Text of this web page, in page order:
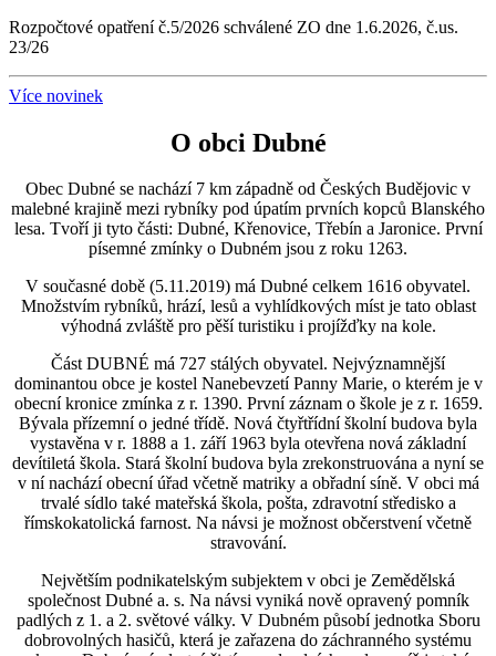
Rozpočtové opatření č.5/2026 schválené ZO dne 1.6.2026, č.us.
23/26
Více novinek
O obci Dubné
Obec Dubné se nachází 7 km západně od Českých Budějovic v
malebné krajině mezi rybníky pod úpatím prvních kopců Blanského
lesa. Tvoří ji tyto části: Dubné, Křenovice, Třebín a Jaronice. První
písemné zmínky o Dubném jsou z roku 1263.
V současné době (5.11.2019) má Dubné celkem 1616 obyvatel.
Množstvím rybníků, hrází, lesů a vyhlídkových míst je tato oblast
výhodná zvláště pro pěší turistiku i projížďky na kole.
Část DUBNÉ má 727 stálých obyvatel. Nejvýznamnější
dominantou obce je kostel Nanebevzetí Panny Marie, o kterém je v
obecní kronice zmínka z r. 1390. První záznam o škole je z r. 1659.
Bývala přízemní o jedné třídě. Nová čtyřtřídní školní budova byla
vystavěna v r. 1888 a 1. září 1963 byla otevřena nová základní
devítiletá škola. Stará školní budova byla zrekonstruována a nyní se
v ní nachází obecní úřad včetně matriky a obřadní síně. V obci má
trvalé sídlo také mateřská škola, pošta, zdravotní středisko a
římskokatolická farnost. Na návsi je možnost občerstvení včetně
stravování.
Největším podnikatelským subjektem v obci je Zemědělská
společnost Dubné a. s. Na návsi vyniká nově opravený pomník
padlých z 1. a 2. světové války. V Dubném působí jednotka Sboru
dobrovolných hasičů, která je zařazena do záchranného systému